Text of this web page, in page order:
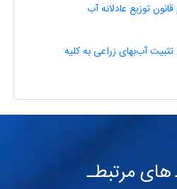
توزیع عادلانه آب
آب‌بهای زراعی به کلیه
های مرتبطـ